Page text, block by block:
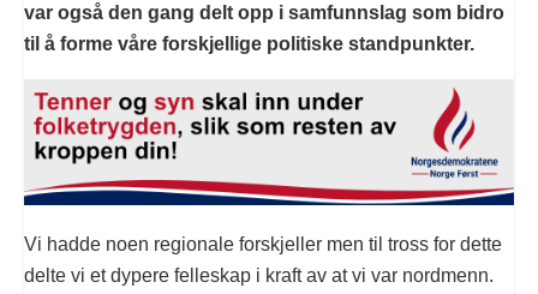
var også den gang delt opp i samfunnslag som bidro
til å forme våre forskjellige politiske standpunkter.
Vi hadde noen regionale forskjeller men til tross for dette
delte vi et dypere felleskap i kraft av at vi var nordmenn.